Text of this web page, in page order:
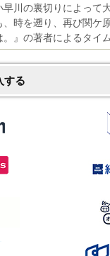
早川の裏切りによって
、時を遡り、再び関
。』の著者によるタイ
する